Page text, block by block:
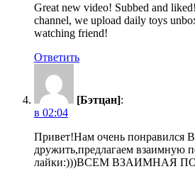
Great new video! Subbed and
channel, we upload daily toys
watching friend!
Ответить
[Бэтцан]:
в 02:04
Привет!Нам очень понравился
дружить,предлагаем взаимную
лайки:)))ВСЕМ ВЗАИМНАЯ